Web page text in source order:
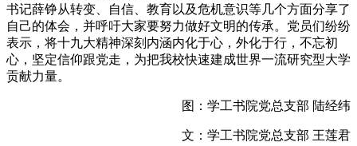
书记薛铮从转变、自信、教育以及危机意识等几个方面分享了
自己的体会，并呼吁大家要努力做好文明的传承。党员们纷纷
表示，将十九大精神深刻内涵内化于心，外化于行，不忘初
心，坚定信仰跟党走，为把我校快速建成世界一流研究型大学
贡献力量。
图：学工书院党总支部 陆经纬
文：学工书院党总支部 王莲君